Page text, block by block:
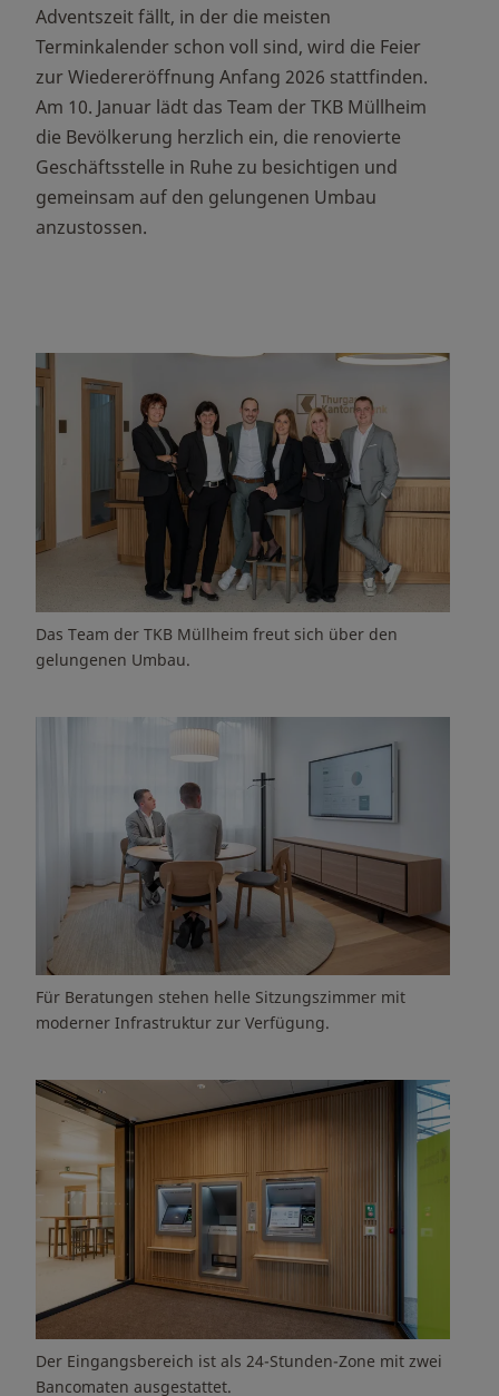
Adventszeit fällt, in der die meisten
Terminkalender schon voll sind, wird die Feier
zur Wiedereröffnung Anfang 2026 stattfinden.
Am 10. Januar lädt das Team der TKB Müllheim
die Bevölkerung herzlich ein, die renovierte
Geschäftsstelle in Ruhe zu besichtigen und
gemeinsam auf den gelungenen Umbau
anzustossen.
Das Team der TKB Müllheim freut sich über den
gelungenen Umbau.
Für Beratungen stehen helle Sitzungszimmer mit
moderner Infrastruktur zur Verfügung.
Der Eingangsbereich ist als 24-Stunden-Zone mit zwei
Bancomaten ausgestattet.